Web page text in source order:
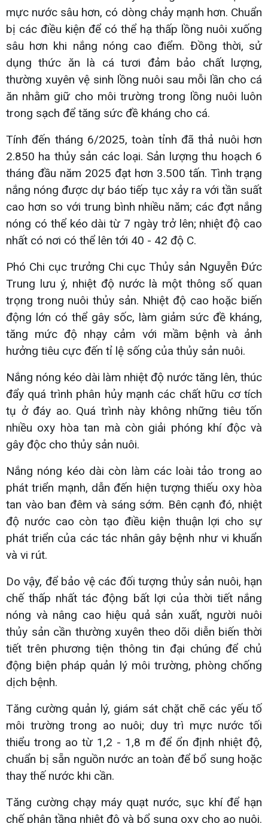
mực nước sâu hơn, có dòng chảy mạnh hơn. Chuẩn
bị các điều kiện để có thể hạ thấp lồng nuôi xuống
sâu hơn khi nắng nóng cao điểm. Đồng thời, sử
dụng thức ăn là cá tươi đảm bảo chất lượng,
thường xuyên vệ sinh lồng nuôi sau mỗi lần cho cá
ăn nhằm giữ cho môi trường trong lồng nuôi luôn
trong sạch để tăng sức đề kháng cho cá.
Tính đến tháng 6/2025, toàn tỉnh đã thả nuôi hơn
2.850 ha thủy sản các loại. Sản lượng thu hoạch 6
tháng đầu năm 2025 đạt hơn 3.500 tấn. Tình trạng
nắng nóng được dự báo tiếp tục xảy ra với tần suất
cao hơn so với trung bình nhiều năm; các đợt nắng
nóng có thể kéo dài từ 7 ngày trở lên; nhiệt độ cao
nhất có nơi có thể lên tới 40 - 42 độ C.
Phó Chi cục trưởng Chi cục Thủy sản Nguyễn Đức
Trung lưu ý, nhiệt độ nước là một thông số quan
trọng trong nuôi thủy sản. Nhiệt độ cao hoặc biến
động lớn có thể gây sốc, làm giảm sức đề kháng,
tăng mức độ nhạy cảm với mầm bệnh và ảnh
hưởng tiêu cực đến tỉ lệ sống của thủy sản nuôi.
Nắng nóng kéo dài làm nhiệt độ nước tăng lên, thúc
đẩy quá trình phân hủy mạnh các chất hữu cơ tích
tụ ở đáy ao. Quá trình này không những tiêu tốn
nhiều oxy hòa tan mà còn giải phóng khí độc và
gây độc cho thủy sản nuôi.
Nắng nóng kéo dài còn làm các loài tảo trong ao
phát triển mạnh, dẫn đến hiện tượng thiếu oxy hòa
tan vào ban đêm và sáng sớm. Bên cạnh đó, nhiệt
độ nước cao còn tạo điều kiện thuận lợi cho sự
phát triển của các tác nhân gây bệnh như vi khuẩn
và vi rút.
Do vậy, để bảo vệ các đối tượng thủy sản nuôi, hạn
chế thấp nhất tác động bất lợi của thời tiết nắng
nóng và nâng cao hiệu quả sản xuất, người nuôi
thủy sản cần thường xuyên theo dõi diễn biến thời
tiết trên phương tiện thông tin đại chúng để chủ
động biện pháp quản lý môi trường, phòng chống
dịch bệnh.
Tăng cường quản lý, giám sát chặt chẽ các yếu tố
môi trường trong ao nuôi; duy trì mực nước tối
thiểu trong ao từ 1,2 - 1,8 m để ổn định nhiệt độ,
chuẩn bị sẵn nguồn nước an toàn để bổ sung hoặc
thay thế nước khi cần.
Tăng cường chạy máy quạt nước, sục khí để hạn
chế phân tầng nhiệt độ và bổ sung oxy cho ao nuôi.